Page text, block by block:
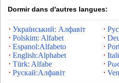
Dormir dans d'autres langues:
Український: Алфавіт
Polskim: Alfabet
Espanol:Alfabeto
English:Alphabet
Türk: Alfabe
Рускай:Алфавіт